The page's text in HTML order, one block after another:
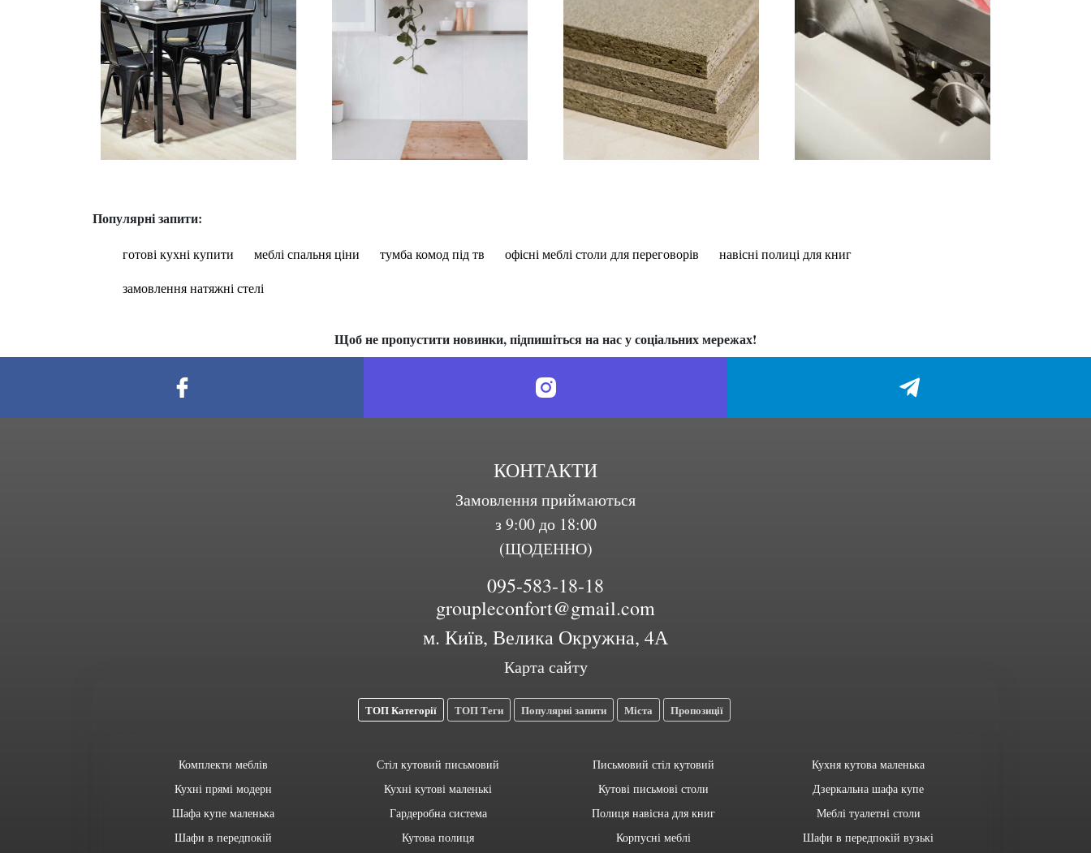
Популярні запити:
готові кухні купити меблі спальня ціни тумба комод під тв офісні меблі столи для переговорів
навісні полиці для книг
замовлення натяжні стелі
Щоб не пропустити новинки, підпишіться на нас у соціальних мережах!
КОНТАКТИ
Замовлення приймаються
з 9:00 до 18:00
(ЩОДЕННО)
095-583-18-18
groupleconfort@gmail.com
м. Київ, Велика Окружна, 4А
Карта сайту
ТОП Категорії ТОП Теги Популярні запити Міста Пропозиції
Комплекти меблів
Кухні прямі модерн
Шафа купе маленька
Шафи в передпокій
Стіл кутовий письмовий
Кухні кутові маленькі
Гардеробна система
Кутова полиця
Письмовий стіл кутовий
Кутові письмові столи
Полиця навісна для книг
Корпусні меблі
Кухня кутова маленька
Дзеркальна шафа купе
Меблі туалетні столи
Шафи в передпокій вузькі